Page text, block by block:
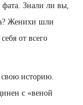
Знали ли вы,
Женихи шли
от всего
историю.
с «веной